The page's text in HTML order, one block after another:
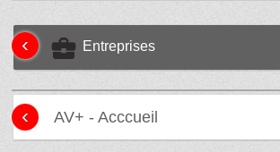
business_center Entreprises
‹
AV+ - Acccueil
‹